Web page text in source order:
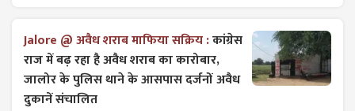
Jalore @ अवैध शराब माफिया सक्रिय :कांग्रेस
राज में बढ़ रहा है अवैध शराब का कारोबार,
जालोर के पुलिस थाने के आसपास दर्जनों अवैध
दुकानें संचालित